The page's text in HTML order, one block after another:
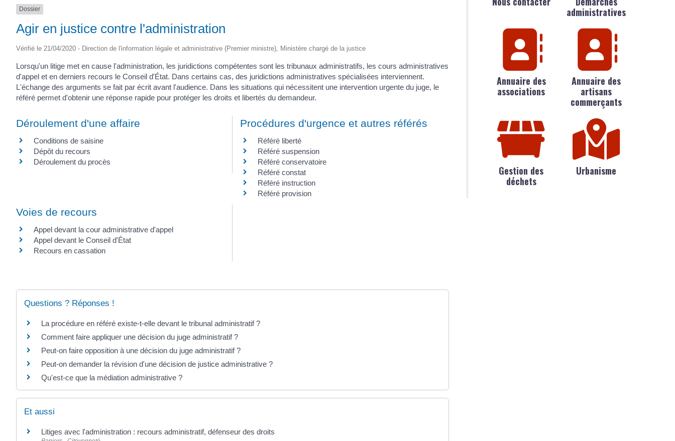
Dossier
Agir en justice contre l'administration
Vérifié le 21/04/2020 - Direction de l'information légale et administrative (Premier ministre), Ministère chargé de la justice
Lorsqu'un litige met en cause l'administration, les juridictions compétentes sont les tribunaux administratifs, les cours administratives
d'appel et en derniers recours le Conseil d'État. Dans certains cas, des juridictions administratives spécialisées interviennent.
L'échange des arguments se fait par écrit avant l'audience. Dans les situations qui nécessitent une intervention urgente du juge, le
référé permet d'obtenir une réponse rapide pour protéger les droits et libertés du demandeur.
Déroulement d'une affaire
Conditions de saisine
Dépôt du recours
Déroulement du procès
Procédures d'urgence et autres référés
Référé liberté
Référé suspension
Référé conservatoire
Référé constat
Référé instruction
Référé provision
Voies de recours
Appel devant la cour administrative d'appel
Appel devant le Conseil d'État
Recours en cassation
Questions ? Réponses !
La procédure en référé existe-t-elle devant le tribunal administratif ?
Comment faire appliquer une décision du juge administratif ?
Peut-on faire opposition à une décision du juge administratif ?
Peut-on demander la révision d'une décision de justice administrative ?
Qu'est-ce que la médiation administrative ?
Et aussi
Litiges avec l'administration : recours administratif, défenseur des droits
administratives
Annuaire des
associations
Annuaire des
artisans
commerçants
Gestion des
déchets
Urbanisme